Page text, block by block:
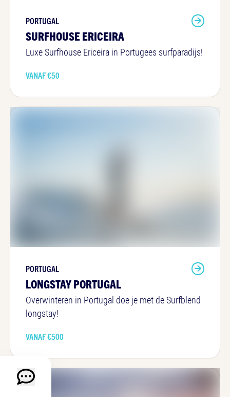
PORTUGAL
SURFHOUSE ERICEIRA
Luxe Surfhouse Ericeira in Portugees surfparadijs!
VANAF €50
PORTUGAL
LONGSTAY PORTUGAL
Overwinteren in Portugal doe je met de Surfblend
longstay!
VANAF €500
Chat